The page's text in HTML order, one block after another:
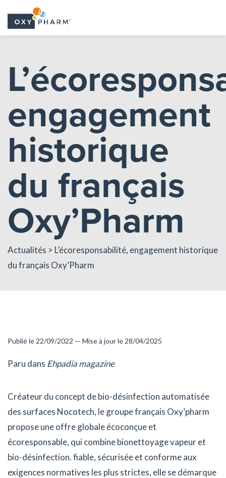
content
engagement
historique
du français
Oxy’Pharm
Actualités > L’écoresponsabilité, engagement historique
du français Oxy’Pharm
Publié le 22/09/2022 — Mise à jour le 28/04/2025
Paru dans Ehpadia magazine
Créateur du concept de bio-désinfection automatisée
des surfaces Nocotech, le groupe français Oxy’pharm
propose une offre globale écoconçue et
écoresponsable, qui combine bionettoyage vapeur et
bio-désinfection. fiable, sécurisée et conforme aux
exigences normatives les plus strictes, elle se démarque